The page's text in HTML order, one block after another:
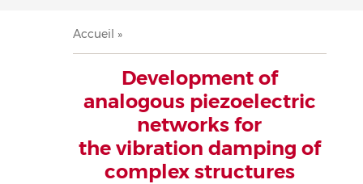
Fil
d'Ariane
Accueil
Development of
analogous piezoelectric
networks for
the vibration damping of
complex structures